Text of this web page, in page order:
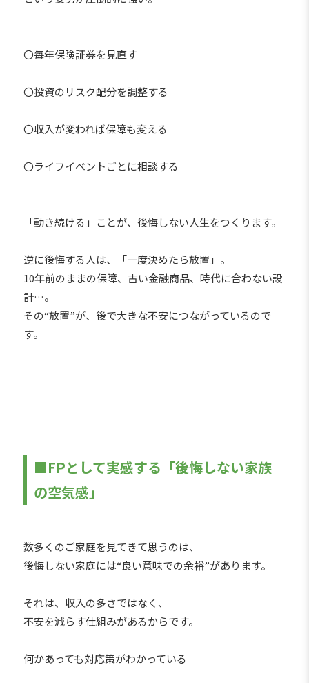
〇毎年保険証券を見直す
〇投資のリスク配分を調整する
〇収入が変われば保障も変える
〇ライフイベントごとに相談する
「動き続ける」ことが、後悔しない人生をつくります。
逆に後悔する人は、「一度決めたら放置」。
10年前のままの保障、古い金融商品、時代に合わない設
計…。
その“放置”が、後で大きな不安につながっているので
す。
■FPとして実感する「後悔しない家族
の空気感」
数多くのご家庭を見てきて思うのは、
後悔しない家庭には“良い意味での余裕”があります。
それは、収入の多さではなく、
不安を減らす仕組みがあるからです。
何かあっても対応策がわかっている